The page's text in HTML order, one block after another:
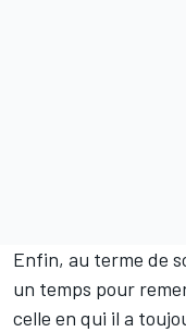
Enfin, au terme de
un temps pour
celle en qui il a